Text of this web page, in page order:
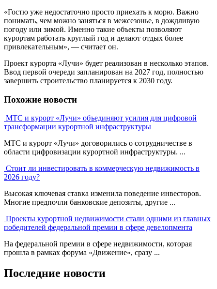
«Гостю уже недостаточно просто приехать к морю. Важно
понимать, чем можно заняться в межсезонье, в дождливую
погоду или зимой. Именно такие объекты позволяют
курортам работать круглый год и делают отдых более
привлекательным», — считает он.
Проект курорта «Лучи» будет реализован в несколько этапов.
Ввод первой очереди запланирован на 2027 год, полностью
завершить строительство планируется к 2030 году.
Похожие новости
МТС и курорт «Лучи» объединяют усилия для цифровой
трансформации курортной инфраструктуры
МТС и курорт «Лучи» договорились о сотрудничестве в
области цифровизации курортной инфраструктуры. ...
Стоит ли инвестировать в коммерческую недвижимость в
2026 году?
Высокая ключевая ставка изменила поведение инвесторов.
Многие предпочли банковские депозиты, другие ...
Проекты курортной недвижимости стали одними из главных
победителей федеральной премии в сфере девелопмента
На федеральной премии в сфере недвижимости, которая
прошла в рамках форума «Движение», сразу ...
Последние новости